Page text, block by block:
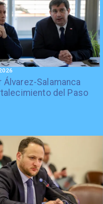
Álvarez-Salamanca
del Paso